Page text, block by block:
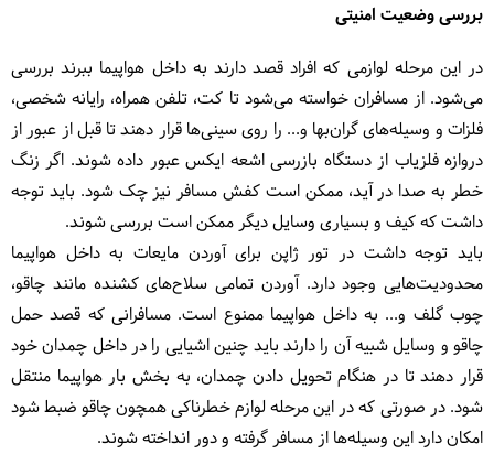
بررسی وضعیت امنیتی
در این مرحله لوازمی که افراد قصد دارند به داخل هواپیما ببرند بررسی
می‌شود. از مسافران خواسته می‌شود تا کت، تلفن همراه، رایانه شخصی،
فلزات و وسیله‌های گران‌بها و... را روی سینی‌ها قرار دهند تا قبل از عبور از
دروازه فلزیاب از دستگاه بازرسی اشعه ایکس عبور داده شوند. اگر زنگ
خطر به صدا در آید، ممکن است کفش مسافر نیز چک شود. باید توجه
داشت که کیف و بسیاری وسایل دیگر ممکن است بررسی شوند.
باید توجه داشت در تور ژاپن برای آوردن مایعات به داخل هواپیما
محدودیت‌هایی وجود دارد. آوردن تمامی سلاح‌های کشنده مانند چاقو،
چوب گلف و... به داخل هواپیما ممنوع است. مسافرانی که قصد حمل
چاقو و وسایل شبیه آن را دارند باید چنین اشیایی را در داخل چمدان خود
قرار دهند تا در هنگام تحویل دادن چمدان، به بخش بار هواپیما منتقل
شود. در صورتی که در این مرحله لوازم خطرناکی همچون چاقو ضبط شود
امکان دارد این وسیله‌ها از مسافر گرفته و دور انداخته شوند.